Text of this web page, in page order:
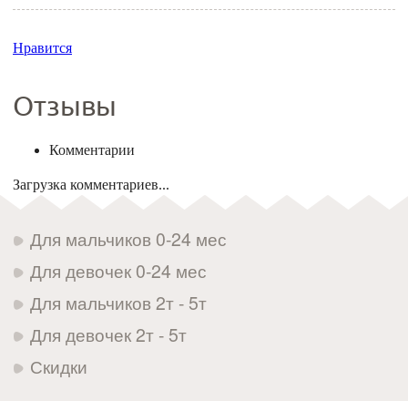
Нравится
Отзывы
Комментарии
Загрузка комментариев...
Для мальчиков 0-24 мес
Для девочек 0-24 мес
Для мальчиков 2т - 5т
Для девочек 2т - 5т
Скидки